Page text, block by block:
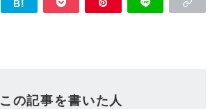
この記事を書いた人